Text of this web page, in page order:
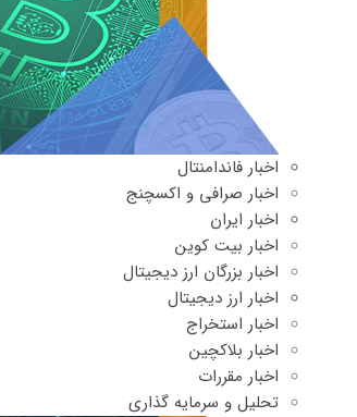
اخبار فاندامنتال
اخبار صرافی و اکسچنج
اخبار ایران
اخبار بیت کوین
اخبار بزرگان ارز دیجیتال
اخبار ارز دیجیتال
اخبار استخراج
اخبار بلاکچین
اخبار مقررات
تحلیل و سرمایه گذاری